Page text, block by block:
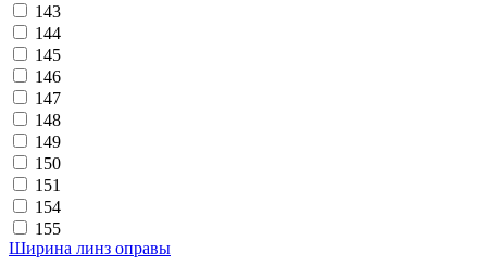
143
144
145
146
147
148
149
150
151
154
155
Ширина линз оправы